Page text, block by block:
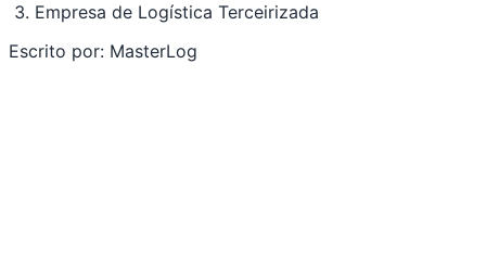
Empresa de Logística Terceirizada
Escrito por: MasterLog